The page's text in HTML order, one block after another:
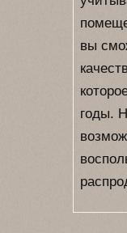
вы
годы.